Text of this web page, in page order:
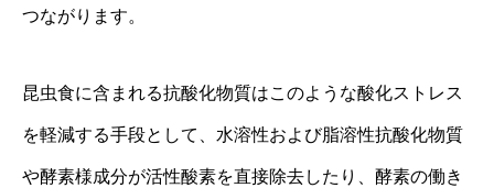
つながります。
昆虫食に含まれる抗酸化物質はこのような酸化ストレス
を軽減する手段として、水溶性および脂溶性抗酸化物質
や酵素様成分が活性酸素を直接除去したり、酵素の働き